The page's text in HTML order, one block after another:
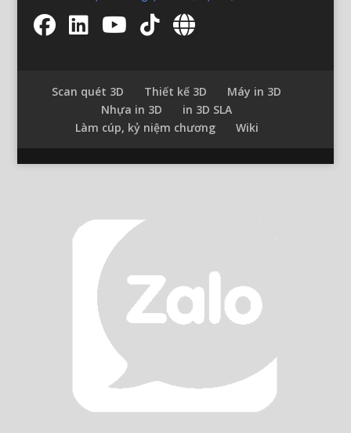
Scan quét 3D Thiết kế 3D
Máy in 3D
Nhựa in 3D
in 3D SLA
Làm cúp, kỷ niệm chương
Wiki